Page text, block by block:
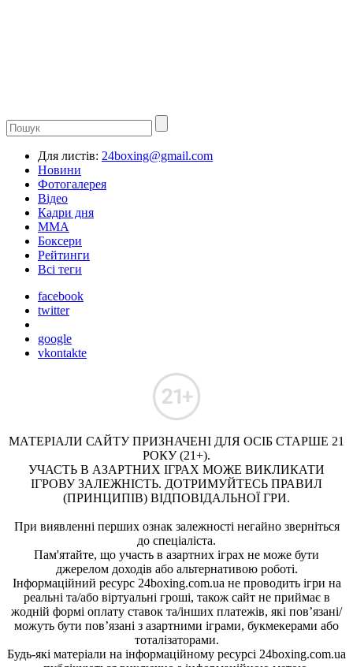
Для листів: 24boxing@gmail.com
Новини
Фотогалерея
Відео
Кадри дня
ММА
Боксери
Рейтинги
Всі теги
facebook
twitter
google
vkontakte
МАТЕРІАЛИ САЙТУ ПРИЗНАЧЕНІ ДЛЯ ОСІБ СТАРШЕ 21
РОКУ (21+).
УЧАСТЬ В АЗАРТНИХ ІГРАХ МОЖЕ ВИКЛИКАТИ
ІГРОВУ ЗАЛЕЖНІСТЬ. ДОТРИМУЙТЕСЬ ПРАВИЛ
(ПРИНЦИПІВ) ВІДПОВІДАЛЬНОЇ ГРИ.
При виявленні перших ознак залежності негайно зверніться
до спеціаліста.
Пам'ятайте, що участь в азартних іграх не може бути
джерелом доходів або альтернативою роботі.
Інформаційний ресурс 24boxing.com.ua не проводить ігри на
реальні та/або віртуальні гроші, також сайт не приймає в
жодній формі оплату ставок та/інших платежів, які пов’язані/
можуть бути пов’язані з азартними іграми, букмекерами або
тоталізаторами.
Будь-які матеріали на інформаційному ресурсі 24boxing.com.ua